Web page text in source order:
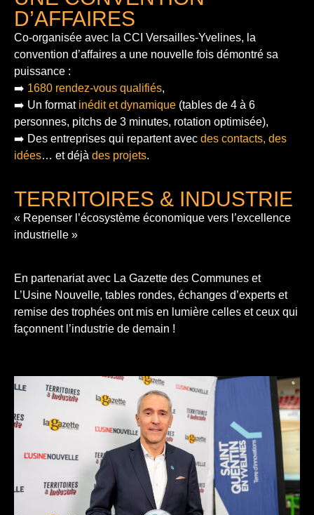
D’AFFAIRES
Co-organisée avec la CCI Versailles-Yvelines, la
convention d’affaires a une nouvelle fois démontré sa
puissance :
➡️ 1680 rendez-vous qualifiés,
➡️ Un format inédit et dynamique (tables de 4 à 6
personnes, pitchs de 3 minutes, rotation optimisée),
➡️ Des entreprises qui repartent avec des contacts, des
idées… et déjà des projets.
TERRITOIRES & INDUSTRIE
« Repenser l’écosystème économique vers l’excellence
industrielle »
En partenariat avec La Gazette des Communes et
L’Usine Nouvelle, tables rondes, échanges d’experts et
remise des trophées ont mis en lumière celles et ceux qui
façonnent l’industrie de demain !